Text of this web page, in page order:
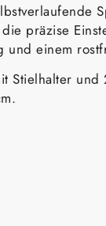
präzise
einem
Stielhalter